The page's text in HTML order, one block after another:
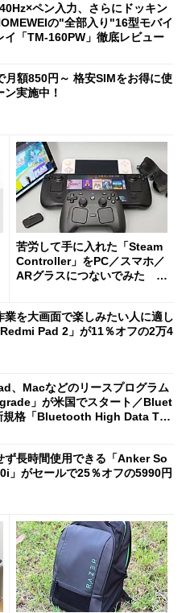
ペン入力、さらにドッキン
の"全部入り"16型モバイ
イ「TM-160PW」徹底レビュー
月額850円～ 格安SIMをお得に使
ン実施中！
苦労して手に入れた「Steam
Controller」をPC／スマホ／
ARグラスにつないでみた ゲ
業を大画面で楽しみたい人に適し
Pad 2」が11％オフの2万4
、Macなどのリースプログラム
」が米国でスタート／Bluet
格「Bluetooth High Data Thr
ず長時間使用できる「Anker So
」がセールで25％オフの5990円